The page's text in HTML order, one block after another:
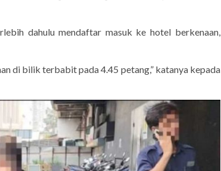
dahulu mendaftar masuk ke hotel berkenaan,
di bilik terbabit pada 4.45 petang,” katanya kepada